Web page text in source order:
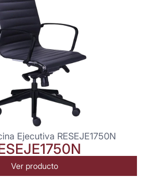
Ejecutiva RESEJE1750N
Ver producto